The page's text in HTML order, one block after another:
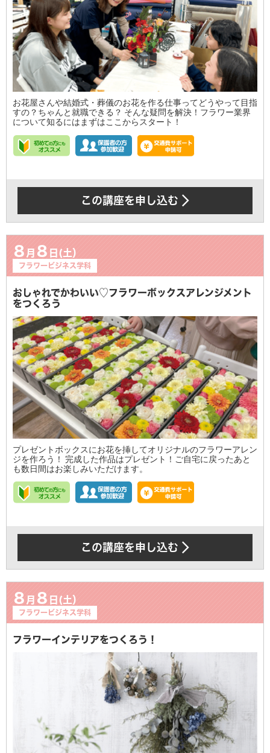
お花屋さんや結婚式・葬儀のお花を作る仕事ってどうやって目指
すの？ちゃんと就職できる？ そんな疑問を解決！フラワー業界
について知るにはまずはここからスタート！
この講座を申し込む
8月 8 日(土）
フラワービジネス学科
おしゃれでかわいい♡フラワーボックスアレンジメント
をつくろう
プレゼントボックスにお花を挿してオリジナルのフラワーアレン
ジを作ろう！ 完成した作品はプレゼント！ご自宅に戻ったあと
も数日間はお楽しみいただけます。
この講座を申し込む
8月 8 日(土）
フラワービジネス学科
フラワーインテリアをつくろう！